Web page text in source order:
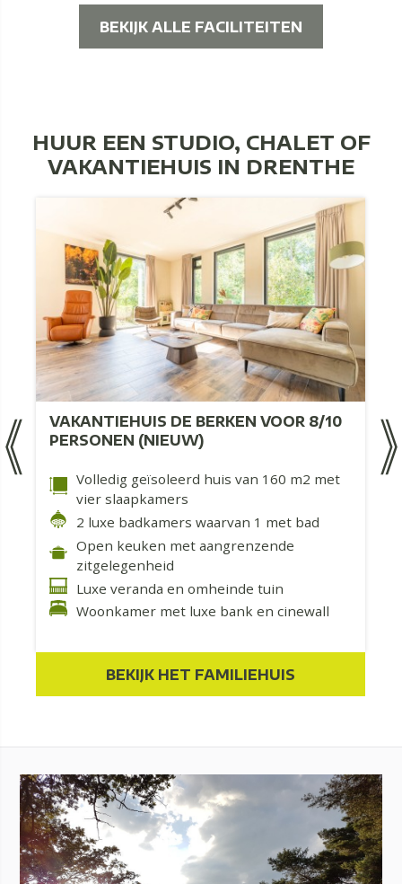
BEKIJK ALLE FACILITEITEN
HUUR EEN STUDIO, CHALET OF
VAKANTIEHUIS IN DRENTHE
VAKANTIEHUIS DE BERKEN VOOR 8/10
PERSONEN (NIEUW)
Volledig geïsoleerd huis van 160 m2 met
vier slaapkamers
2 luxe badkamers waarvan 1 met bad
Open keuken met aangrenzende
zitgelegenheid
Luxe veranda en omheinde tuin
Woonkamer met luxe bank en cinewall
BEKIJK HET FAMILIEHUIS